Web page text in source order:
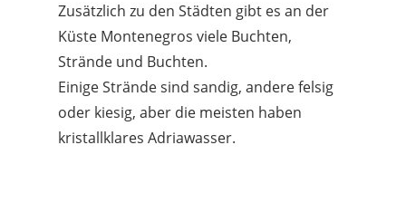
Zusätzlich zu den Städten gibt es an der
Küste Montenegros viele Buchten,
Strände und Buchten.
Einige Strände sind sandig, andere felsig
oder kiesig, aber die meisten haben
kristallklares Adriawasser.